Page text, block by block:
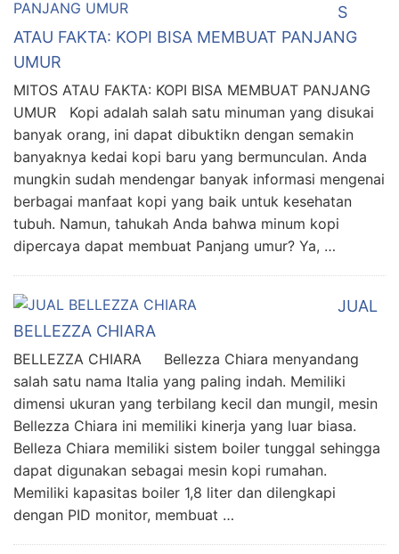
S
ATAU FAKTA: KOPI BISA MEMBUAT PANJANG
UMUR
MITOS ATAU FAKTA: KOPI BISA MEMBUAT PANJANG
UMUR Kopi adalah salah satu minuman yang disukai
banyak orang, ini dapat dibuktikn dengan semakin
banyaknya kedai kopi baru yang bermunculan. Anda
mungkin sudah mendengar banyak informasi mengenai
berbagai manfaat kopi yang baik untuk kesehatan
tubuh. Namun, tahukah Anda bahwa minum kopi
dipercaya dapat membuat Panjang umur? Ya, …
JUAL
BELLEZZA CHIARA
BELLEZZA CHIARA Bellezza Chiara menyandang
salah satu nama Italia yang paling indah. Memiliki
dimensi ukuran yang terbilang kecil dan mungil, mesin
Bellezza Chiara ini memiliki kinerja yang luar biasa.
Belleza Chiara memiliki sistem boiler tunggal sehingga
dapat digunakan sebagai mesin kopi rumahan.
Memiliki kapasitas boiler 1,8 liter dan dilengkapi
dengan PID monitor, membuat …